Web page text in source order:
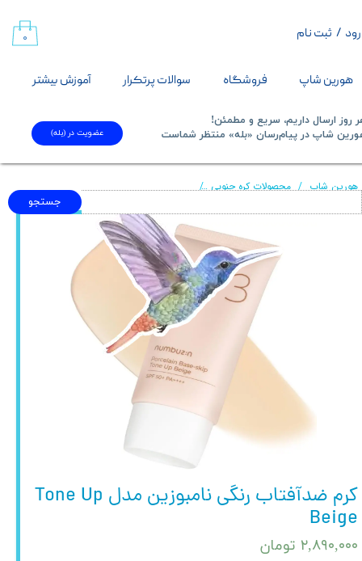
هورین شاپ فروشگاه سوالات پرتکرار آموزش بیشتر
/ ثبت نام
حساب کاربری من
تغییر گذر واژه
خروج از حساب کاربری
۰
جستجو
روز ارسال داریم، سریع و مطمئن!
شاپ در پیام‌رسان «بله» منتظر شماست​​​​​​​
عضویت در (بله)
هورین شاپ محصولات کره جنوبی کرم ضدآفتاب رنگی نامبوزین مدل Tone Up Beige
کرم ضدآفتاب رنگی نامبوزین مدل Tone Up
Beige
۲,۸۹۰,۰۰۰ تومان